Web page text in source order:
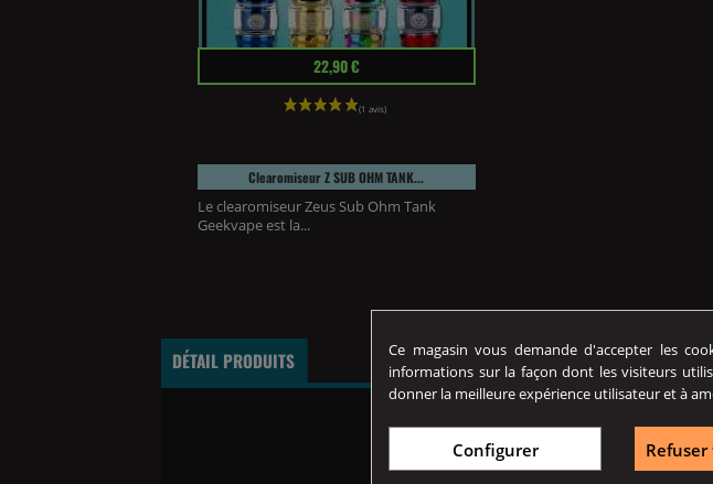
Prix 22,90 €
Clearomiseur Z SUB OHM TANK...
Le clearomiseur Zeus Sub Ohm Tank
Geekvape est la...
DÉTAIL PRODUITS
Ce magasin vous demande d'accepter les
informations sur la façon dont les visiteurs
donner la meilleure expérience utilisateur et à
Refuser
Configurer